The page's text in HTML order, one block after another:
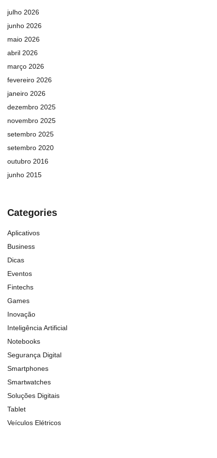
julho 2026
junho 2026
maio 2026
abril 2026
março 2026
fevereiro 2026
janeiro 2026
dezembro 2025
novembro 2025
setembro 2025
setembro 2020
outubro 2016
junho 2015
Categories
Aplicativos
Business
Dicas
Eventos
Fintechs
Games
Inovação
Inteligência Artificial
Notebooks
Segurança Digital
Smartphones
Smartwatches
Soluções Digitais
Tablet
Veículos Elétricos